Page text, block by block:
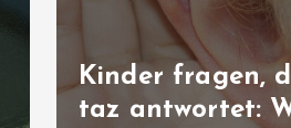
Kinder fragen,
taz antwortet: